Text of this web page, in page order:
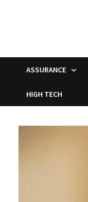
ASSURANCE
HIGH TECH